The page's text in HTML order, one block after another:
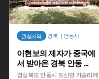
관심지역 경북 ｜안동시
이현보의 제자가 중국에
서 받아온 경북 안동 ...
경상북도 안동시 도산면 가송리에